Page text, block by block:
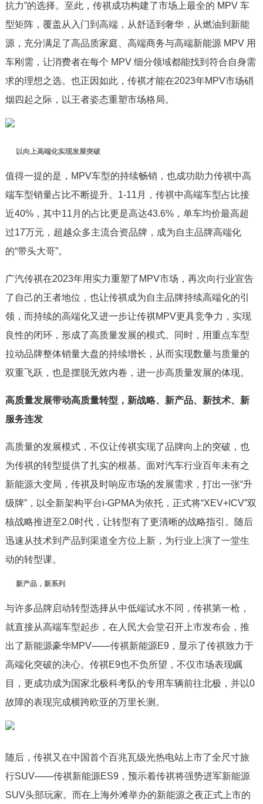
抗力”的选择。至此，传祺成功构建了市场上最全的 MPV 车
型矩阵，覆盖从入门到高端，从舒适到奢华，从燃油到新能
源，充分满足了高品质家庭、高端商务与高端新能源 MPV 用
车刚需，让消费者在每个 MPV 细分领域都能找到符合自身需
求的理想之选。也正因如此，传祺才能在2023年MPV市场硝
烟四起之际，以王者姿态重塑市场格局。
以向上高端化实现发展突破
值得一提的是，MPV车型的持续畅销，也成功助力传祺中高
端车型销量占比不断提升。1-11月，传祺中高端车型占比接
近40%，其中11月的占比更是高达43.6%，单车均价最高超
过17万元，超越众多主流合资品牌，成为自主品牌高端化
的“带头大哥”。
广汽传祺在2023年用实力重塑了MPV市场，再次向行业宣告
了自己的王者地位，也让传祺成为自主品牌持续高端化的引
领，而持续的高端化又进一步让传祺MPV更具竞争力，实现
良性的闭环，形成了高质量发展的模式。同时，用重点车型
拉动品牌整体销量大盘的持续增长，从而实现数量与质量的
双重飞跃，也是摆脱无效内卷，进一步高质量发展的体现。
高质量发展带动高质量转型，新战略、新产品、新技术、新
服务连发
高质量的发展模式，不仅让传祺实现了品牌向上的突破，也
为传祺的转型提供了扎实的根基。面对汽车行业百年未有之
新能源大变局，传祺及时响应市场的发展需求，打出一张“升
级牌”，以全新架构平台i-GPMA为依托，正式将“XEV+ICV”双
核战略推进至2.0时代，让转型有了更清晰的战略指引。随后
迅速从技术到产品到渠道全方位上新，为行业上演了一堂生
动的转型课。
新产品，新系列
与许多品牌启动转型选择从中低端试水不同，传祺第一枪，
就直接从高端车型起步，在人民大会堂召开上市发布会，推
出了新能源豪华MPV——传祺新能源E9，显示了传祺致力于
高端化突破的决心。传祺E9也不负所望，不仅市场表现瞩
目，更成功成为国家北极科考队的专用车辆前往北极，并以0
故障的表现完成横跨欧亚的万里长测。
随后，传祺又在中国首个百兆瓦级光热电站上市了全尺寸旅
行SUV——传祺新能源ES9，预示着传祺将强势进军新能源
SUV头部玩家。而在上海外滩举办的新能源之夜正式上市的